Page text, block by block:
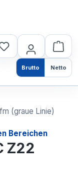
Brutto Netto
(graue Linie)
Bereichen
Z22